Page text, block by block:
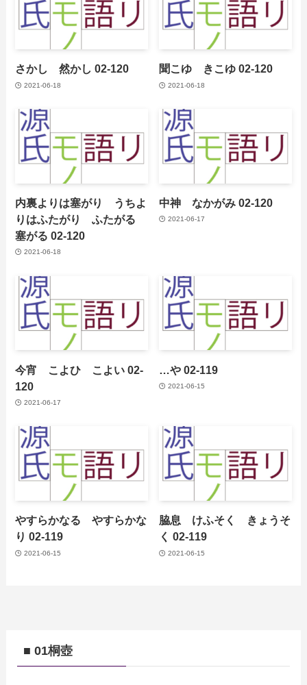
さかし 然かし 02-120
2021-06-18
聞こゆ きこゆ 02-120
2021-06-18
内裏よりは塞がり うちよ
りはふたがり ふたがる
塞がる 02-120
2021-06-18
中神 なかがみ 02-120
2021-06-17
今宵 こよひ こよい 02-
120
2021-06-17
…や 02-119
2021-06-15
やすらかなる やすらかな
り 02-119
2021-06-15
脇息 けふそく きょうそ
く 02-119
2021-06-15
■ 01桐壺